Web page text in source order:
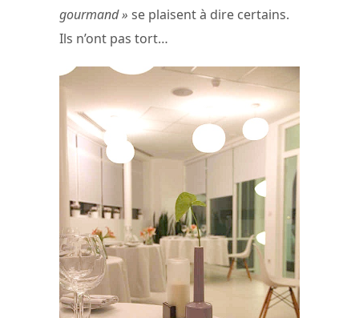
gourmand » se plaisent à dire certains.
Ils n’ont pas tort…